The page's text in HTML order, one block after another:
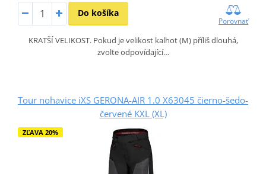
Do košíka
Porovnať
KRATŠÍ VELIKOST. Pokud je velikost kalhot (M) příliš dlouhá,
zvolte odpovídající…
Tour nohavice iXS GERONA-AIR 1.0 X63045 čierno-šedo-
červené KXL (XL)
ZĽAVA 20%